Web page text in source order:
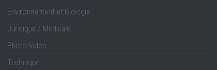
Environnement et Biologie
Juridique / Médicale
Photo-Vidéo
Technique